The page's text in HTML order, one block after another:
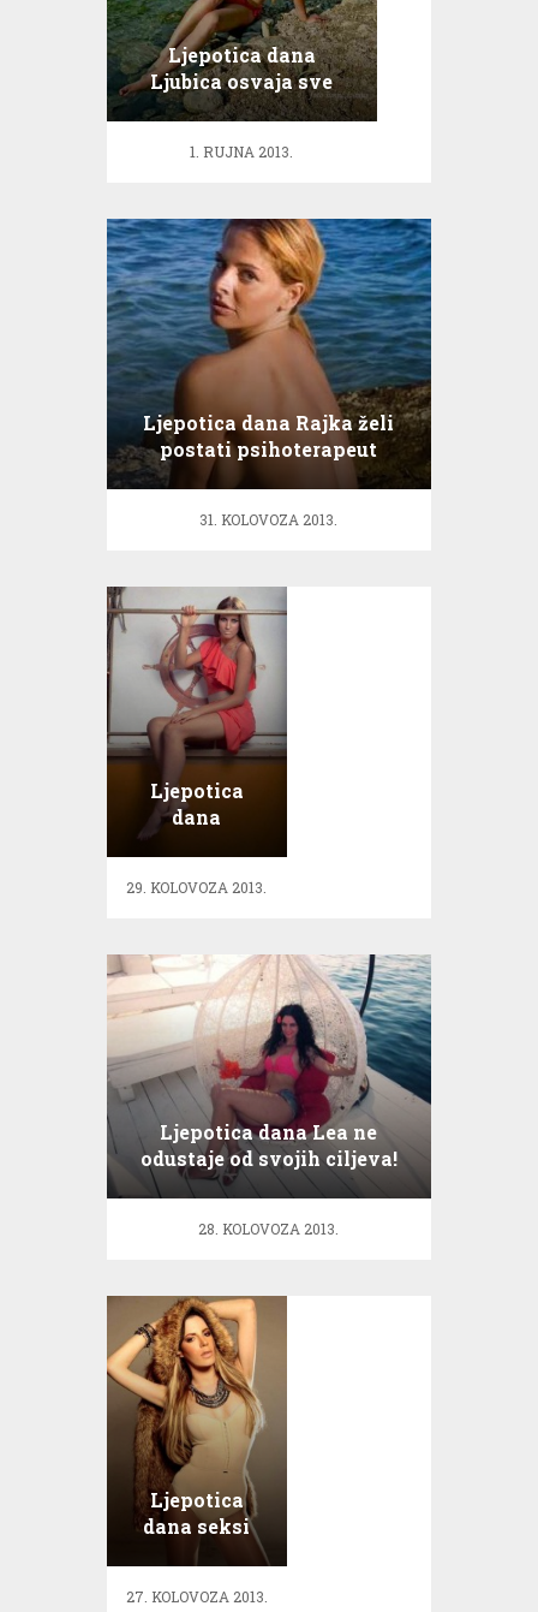
Ljepotica dana
Ljubica osvaja sve
pred sobom!
1. RUJNA 2013.
Ljepotica dana Rajka želi
postati psihoterapeut
31. KOLOVOZA 2013.
Ljepotica
dana
odbojkašica
29. KOLOVOZA 2013.
Ljepotica dana Lea ne
odustaje od svojih ciljeva!
28. KOLOVOZA 2013.
Ljepotica
dana seksi
Iva
27. KOLOVOZA 2013.